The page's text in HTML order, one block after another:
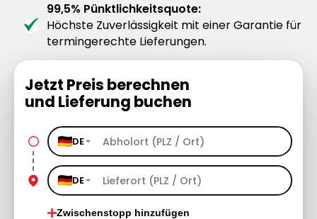
99,5% Pünktlichkeitsquote:
Höchste Zuverlässigkeit mit einer Garantie für
termingerechte Lieferungen.
Jetzt Preis berechnen
und Lieferung buchen
DE
DE
Zwischenstopp hinzufügen